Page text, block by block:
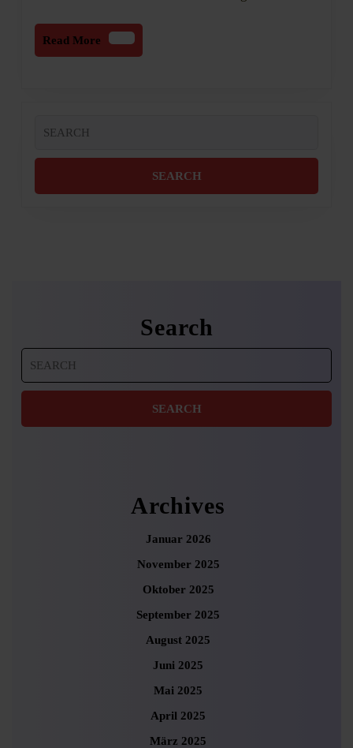
Read More
Read
More
for:
Search
for:
Archives
Januar 2026
November 2025
Oktober 2025
September 2025
August 2025
Juni 2025
Mai 2025
April 2025
März 2025